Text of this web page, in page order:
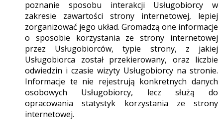
poznanie sposobu interakcji Usługobiorcy w
zakresie zawartości strony internetowej, lepiej
zorganizować jego układ. Gromadzą one informacje
o sposobie korzystania ze strony internetowej
przez Usługobiorców, typie strony, z jakiej
Usługobiorca został przekierowany, oraz liczbie
odwiedzin i czasie wizyty Usługobiorcy na stronie.
Informacje te nie rejestrują konkretnych danych
osobowych Usługobiorcy, lecz służą do
opracowania statystyk korzystania ze strony
internetowej.